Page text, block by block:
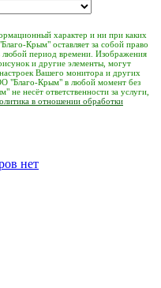
характер и ни при каких
Крым" оставляет за собой право
любой период времени. Изображения
и другие элементы, могут
Вашего монитора и других
"Благо-Крым" в любой момент без
несёт ответственности за услуги,
в отношении обработки
нет